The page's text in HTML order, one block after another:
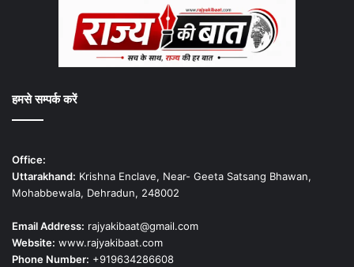
हमसे सम्पर्क करें
Office:
Uttarakhand: Krishna Enclave, Near- Geeta Satsang Bhawan,
Mohabbewala, Dehradun, 248002
Email Address: rajyakibaat@gmail.com
Website: www.rajyakibaat.com
Phone Number: +919634286608